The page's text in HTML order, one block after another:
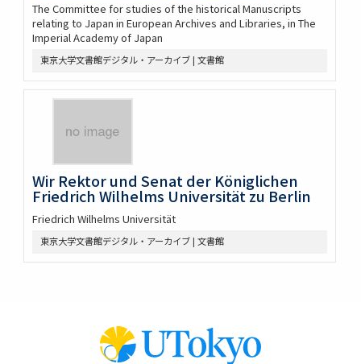
The Committee for studies of the historical Manuscripts
relating to Japan in European Archives and Libraries, in The
Imperial Academy of Japan
東京大学文書館デジタル・アーカイブ | 文書館
Wir Rektor und Senat der Königlichen
Friedrich Wilhelms Universität zu Berlin
Friedrich Wilhelms Universität
東京大学文書館デジタル・アーカイブ | 文書館